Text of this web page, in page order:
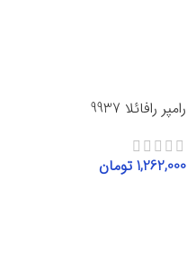
رامپر رافائلا 9937
1,262,000 تومان